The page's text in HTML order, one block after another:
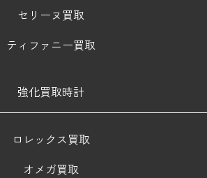
セリーヌ買取
ティファニー買取
強化買取時計
ロレックス買取
オメガ買取